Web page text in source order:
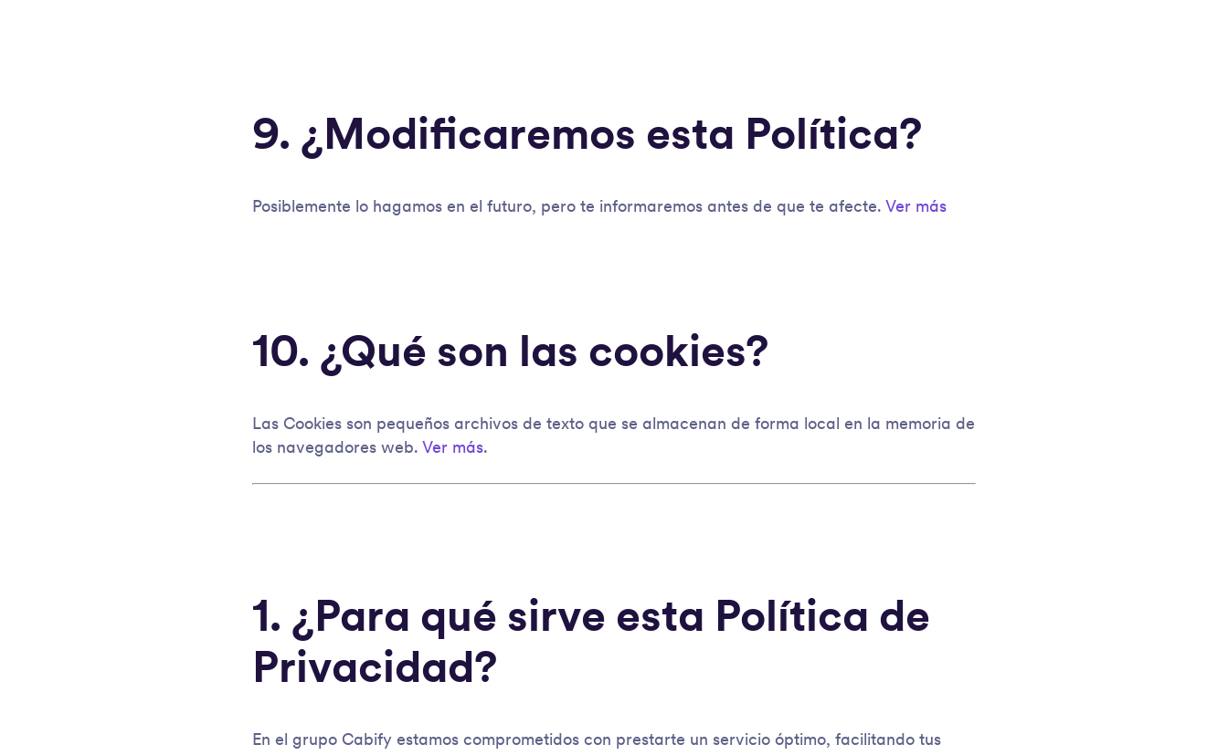
9. ¿Modificaremos esta Política?
Posiblemente lo hagamos en el futuro, pero te informaremos antes de que te afecte. Ver más
10. ¿Qué son las cookies?
Las Cookies son pequeños archivos de texto que se almacenan de forma local en la memoria de
los navegadores web. Ver más.
1. ¿Para qué sirve esta Política de
Privacidad?
En el grupo Cabify estamos comprometidos con prestarte un servicio óptimo, facilitando tus